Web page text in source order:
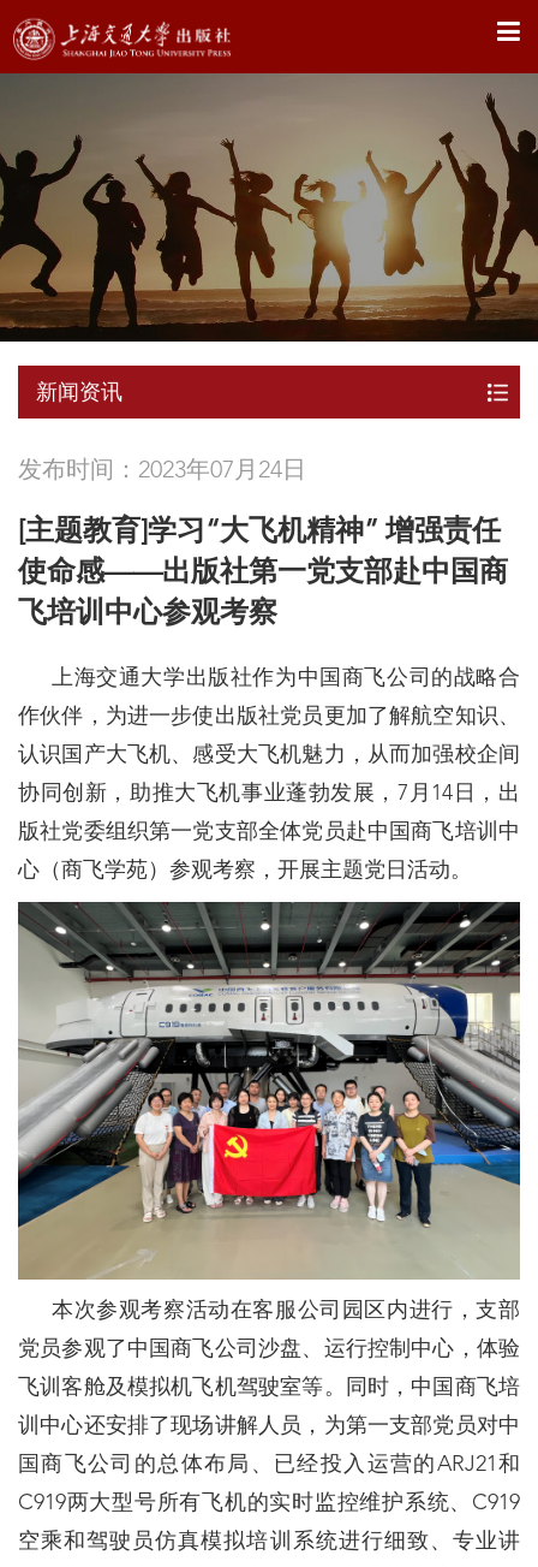
X
新闻资讯
发布时间：2023年07月24日
[主题教育]学习“大飞机精神” 增强责任
使命感——出版社第一党支部赴中国商
飞培训中心参观考察
上海交通大学出版社作为中国商飞公司的战略合
作伙伴，为进一步使出版社党员更加了解航空知识、
认识国产大飞机、感受大飞机魅力，从而加强校企间
协同创新，助推大飞机事业蓬勃发展，7月14日，出
版社党委组织第一党支部全体党员赴中国商飞培训中
心（商飞学苑）参观考察，开展主题党日活动。
本次参观考察活动在客服公司园区内进行，支部
党员参观了中国商飞公司沙盘、运行控制中心，体验
飞训客舱及模拟机飞机驾驶室等。同时，中国商飞培
训中心还安排了现场讲解人员，为第一支部党员对中
国商飞公司的总体布局、已经投入运营的ARJ21和
C919两大型号所有飞机的实时监控维护系统、C919
空乘和驾驶员仿真模拟培训系统进行细致、专业讲